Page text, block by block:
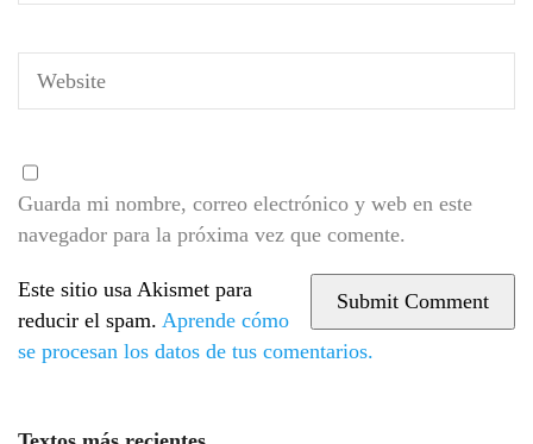
Guarda mi nombre, correo electrónico y web en este
navegador para la próxima vez que comente.
Este sitio usa Akismet para
reducir el spam. Aprende cómo
se procesan los datos de tus comentarios.